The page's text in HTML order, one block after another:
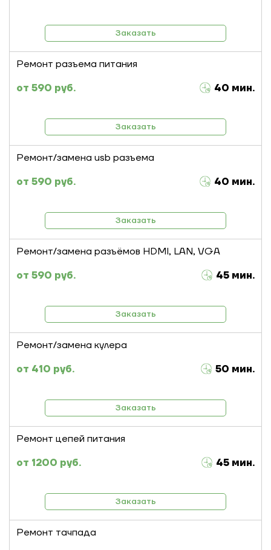
Заказать
Ремонт разъема питания
590 руб.
40 мин.
Заказать
Ремонт/замена usb разъема
590 руб.
40 мин.
Заказать
Ремонт/замена разъёмов HDMI, LAN, VGA
590 руб.
45 мин.
Заказать
Ремонт/замена кулера
410 руб.
50 мин.
Заказать
Ремонт цепей питания
1200 руб.
45 мин.
Заказать
Ремонт тачпада